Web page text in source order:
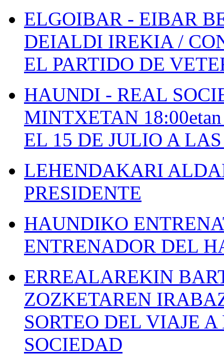
ELGOIBAR - EIBAR
DEIALDI IREKIA /
EL PARTIDO DE
HAUNDI - REAL
MINTXETAN
EL 15 DE JULIO A
LEHENDAKARI
PRESIDENTE
HAUNDIKO
ENTRENADOR DEL
ERREALAREKIN
ZOZKETAREN
SORTEO DEL VIAJE
SOCIEDAD